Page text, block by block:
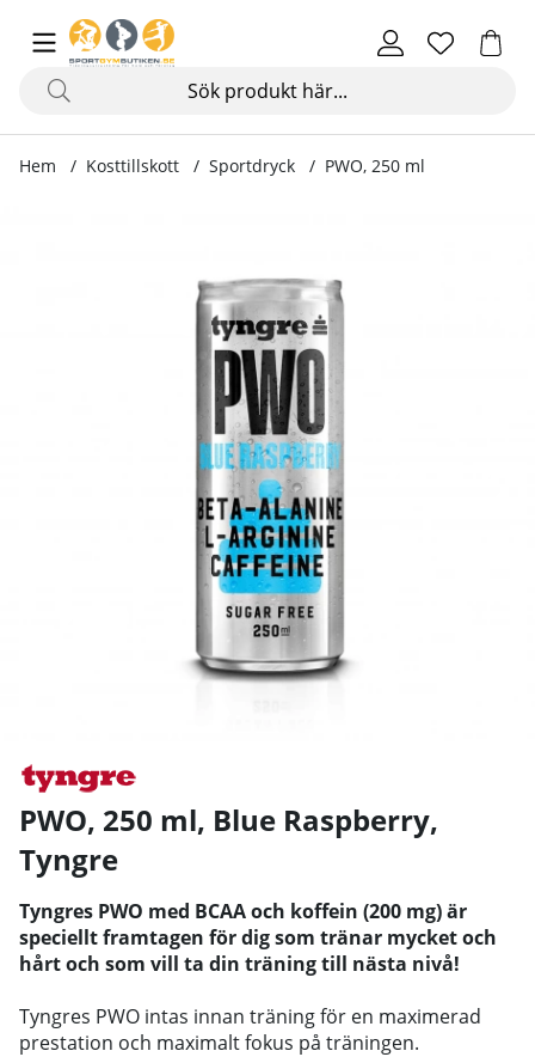
Hem Kosttillskott Sportdryck PWO, 250 ml
PWO, 250 ml, Blue Raspberry,
Tyngre
Tyngres PWO med BCAA och koffein (200 mg) är
speciellt framtagen för dig som tränar mycket och
hårt och som vill ta din träning till nästa nivå!
Tyngres PWO intas innan träning för en maximerad
prestation och maximalt fokus på träningen.